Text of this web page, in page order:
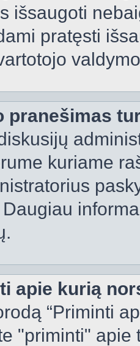
išsaugoti
pratęsti
pranešimas
kuriame
apie kurią
“Priminti
"priminti"